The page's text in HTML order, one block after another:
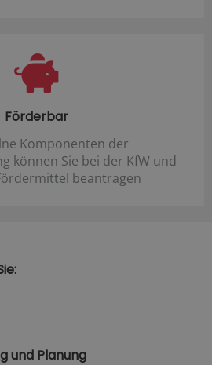
Förderbar
Komponenten der
können Sie bei der KfW und
beantragen
und Planung